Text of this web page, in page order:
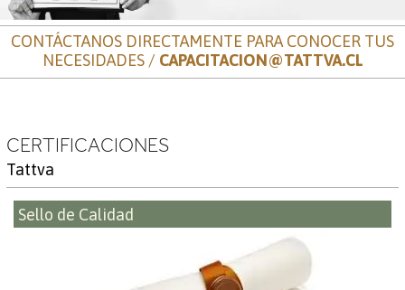
CONTÁCTANOS DIRECTAMENTE PARA CONOCER TUS
NECESIDADES / CAPACITACION@TATTVA.CL
CERTIFICACIONES
Tattva
Sello de Calidad